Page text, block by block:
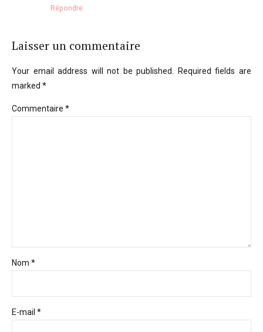
Répondre
Laisser un commentaire
Your email address will not be published. Required fields are
marked *
Commentaire *
Nom *
E-mail *